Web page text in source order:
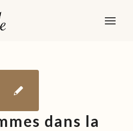
dans la